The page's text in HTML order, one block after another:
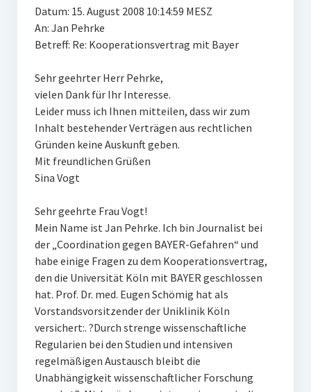
Datum: 15. August 2008 10:14:59 MESZ
An: Jan Pehrke
Betreff: Re: Kooperationsvertrag mit Bayer
Sehr geehrter Herr Pehrke,
vielen Dank für Ihr Interesse.
Leider muss ich Ihnen mitteilen, dass wir zum
Inhalt bestehender Verträgen aus rechtlichen
Gründen keine Auskunft geben.
Mit freundlichen Grüßen
Sina Vogt
Sehr geehrte Frau Vogt!
Mein Name ist Jan Pehrke. Ich bin Journalist bei
der „Coordination gegen BAYER-Gefahren“ und
habe einige Fragen zu dem Kooperationsvertrag,
den die Universität Köln mit BAYER geschlossen
hat. Prof. Dr. med. Eugen Schömig hat als
Vorstandsvorsitzender der Uniklinik Köln
versichert:. ?Durch strenge wissenschaftliche
Regularien bei den Studien und intensiven
regelmäßigen Austausch bleibt die
Unabhängigkeit wissenschaftlicher Forschung